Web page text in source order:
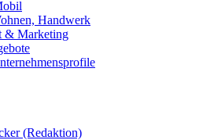
Handwerk
& Marketing
(Redaktion)